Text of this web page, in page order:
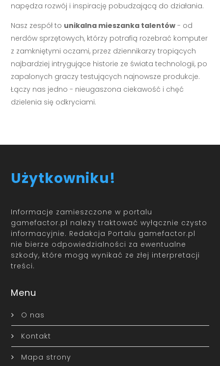
napędza rozwój i inspirację pobudzającą do działania.
Nasz zespół to unikalna mieszanka talentów - od
nerdów sprzętowych, którzy potrafią rozebrać komputer
z zamkniętymi oczami, przez dziennikarzy tropiących
najbardziej intrygujące historie ze świata technologii, po
zapalonych graczy testujących najnowsze produkcje.
Łączy nas jedno - nieugaszona ciekawość i chęć
dzielenia się odkryciami.
Użytkowniku!
Informacje zamieszczone w portalu
gamefactor.pl należy traktować wyłącznie czysto
informacyjnie. Redakcja Portalu gamefactor.pl
nie bierze odpowiedzialności za ewentualne
szkody, które mogą wynikać ze złej interpretacji
treści.
Menu
O nas
Kontakt
Mapa strony